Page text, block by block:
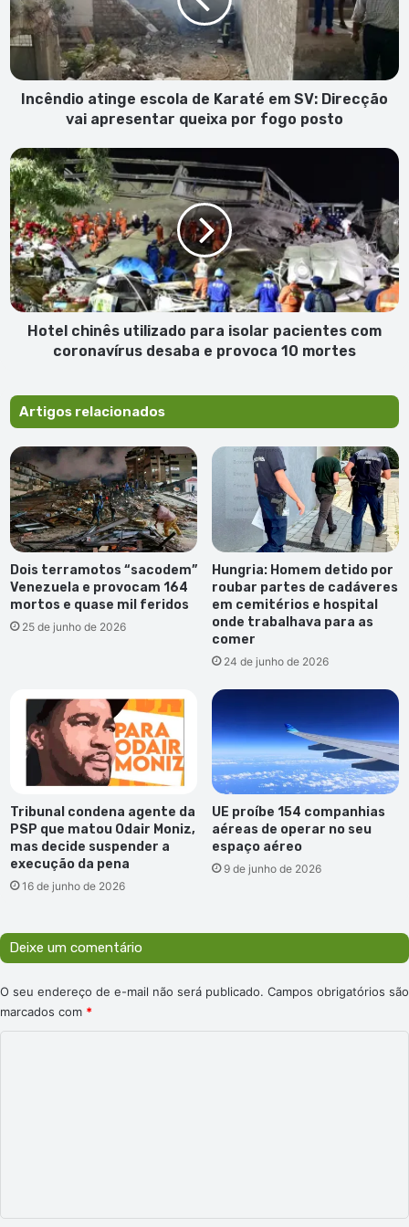
em
SV:
Direcção
vai
apresentar
fogo
posto
Incêndio atinge escola de Karaté em SV: Direcção
vai apresentar queixa por fogo posto
Hotel
chinês
utilizado
para
isolar
pacientes
com
coronavírus
desaba
provoca
Hotel chinês utilizado para isolar pacientes com
coronavírus desaba e provoca 10 mortes
Artigos relacionados
Dois terramotos “sacodem”
Venezuela e provocam 164
mortos e quase mil feridos
25 de junho de 2026
Hungria: Homem detido por
roubar partes de cadáveres
em cemitérios e hospital
onde trabalhava para as
comer
24 de junho de 2026
Tribunal condena agente da
PSP que matou Odair Moniz,
mas decide suspender a
execução da pena
16 de junho de 2026
UE proíbe 154 companhias
aéreas de operar no seu
espaço aéreo
9 de junho de 2026
Deixe um comentário
O seu endereço de e-mail não será publicado. Campos obrigatórios são
marcados com *